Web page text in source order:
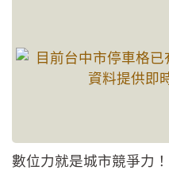
數位力就是城市競爭力